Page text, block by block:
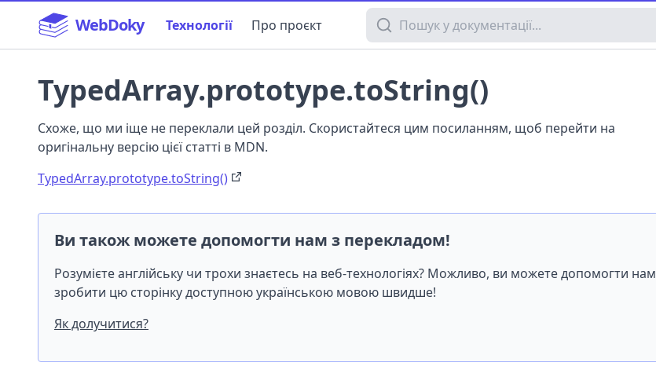
WebDoky Технології Про проєкт Пошук у документації
TypedArray.prototype.toString()
Схоже, що ми іще не переклали цей розділ. Скористайтеся цим посиланням, щоб перейти на
оригінальну версію цієї статті в MDN.
TypedArray.prototype.toString()
Ви також можете допомогти нам з перекладом!
Розумієте англійську чи трохи знаєтесь на веб-технологіях? Можливо, ви можете допомогти нам
зробити цю сторінку доступною українською мовою швидше!
Як долучитися?